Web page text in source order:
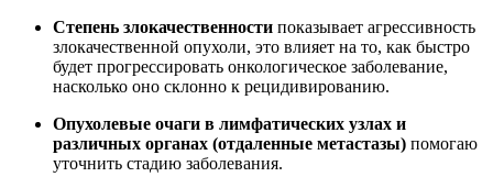
Степень злокачественности показывает агрессивность
злокачественной опухоли, это влияет на то, как быстро
будет прогрессировать онкологическое заболевание,
насколько оно склонно к рецидивированию.
Опухолевые очаги в лимфатических узлах и
различных органах (отдаленные метастазы) помогаю
уточнить стадию заболевания.